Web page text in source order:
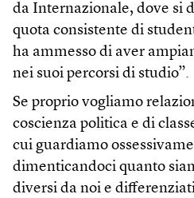
da Internazionale, dove si
quota consistente di
ha ammesso di aver
nei suoi percorsi di studio”.
Se proprio vogliamo
coscienza politica e di
cui guardiamo
dimenticandoci quanto
diversi da noi e